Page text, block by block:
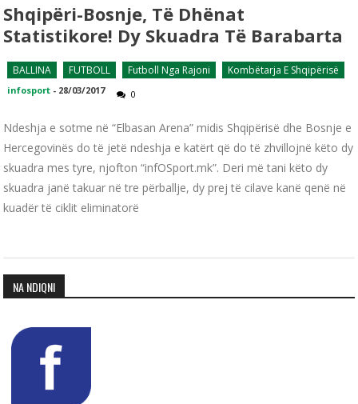
Shqipëri-Bosnje, Të Dhënat
Statistikore! Dy Skuadra Të Barabarta
BALLINA FUTBOLL Futboll Nga Rajoni Kombëtarja E Shqipërisë
infosport - 28/03/2017 0
Ndeshja e sotme në “Elbasan Arena” midis Shqipërisë dhe Bosnje e
Hercegovinës do të jetë ndeshja e katërt që do të zhvillojnë këto dy
skuadra mes tyre, njofton “infOSport.mk”. Deri më tani këto dy
skuadra janë takuar në tre përballje, dy prej të cilave kanë qenë në
kuadër të ciklit eliminatorë
NA NDIQNI